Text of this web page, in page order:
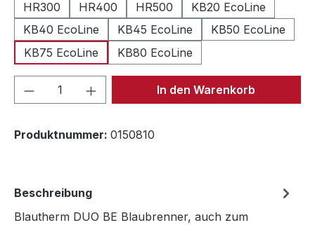
HR300
HR400 HR500
KB20 EcoLine
KB40 EcoLine
KB45 EcoLine
KB50 EcoLine
KB75 EcoLine
KB80 EcoLine
Produkt Anzahl: Gib denIn den Warenkorb
Produktnummer: 0150810
Beschreibung
Blautherm DUO BE Blaubrenner, auch zum